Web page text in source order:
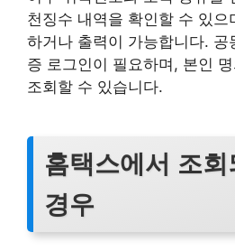
천징수 내역을 확인할 수 있으
하거나 출력이 가능합니다. 공
증 로그인이 필요하며, 본인
조회할 수 있습니다.
홈택스에서 조
경우